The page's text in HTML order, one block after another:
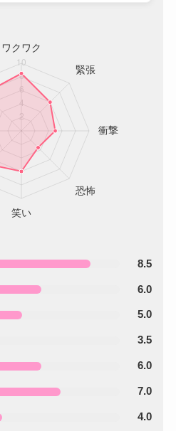
8.5
6.0
5.0
3.5
6.0
7.0
4.0